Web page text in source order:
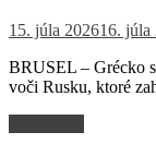
15. júla 202616. júla
BRUSEL – Grécko
voči Rusku, ktoré